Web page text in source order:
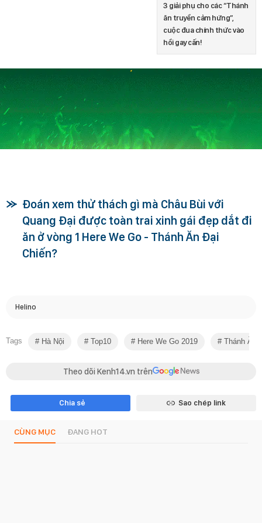
3 giải phụ cho các “Thánh
ăn truyền cảm hứng”,
cuộc đua chính thức vào
hồi gay cấn!
Đoán xem thử thách gì mà Châu Bùi với
Quang Đại được toàn trai xinh gái đẹp dắt đi
ăn ở vòng 1 Here We Go - Thánh Ăn Đại
Chiến?
Helino
Tags Hà Nội Top10 Here We Go 2019 Thánh Ăn
Theo dõi Kenh14.vn trên
Chia sẻ Sao chép link
CÙNG MỤC ĐANG HOT